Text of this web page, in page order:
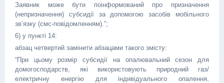
Заявник може бути поінформований про призначення
(непризначення) субсидії за допомогою засобів мобільного
зв’язку (смс-повідомленням).”;
6) у пункті 14:
абзац четвертий замінити абзацами такого змісту:
“При цьому розмір субсидії на опалювальний сезон для
домогосподарств, які використовують природний газ/
електричну енергію для індивідуального опалення,